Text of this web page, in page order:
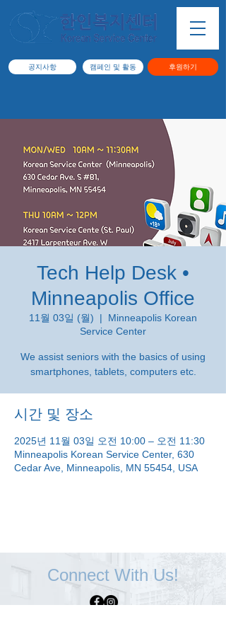
공지사항 캠페인 및 활동 후원하기
Tech Help Desk •
Minneapolis Office
11월 03일 (월)
  |
Minneapolis Korean
Service Center
We assist seniors with the basics of using
smartphones, tablets, computers etc.
시간 및 장소
2025년 11월 03일 오전 10:00 – 오전 11:30
Minneapolis Korean Service Center, 630
Cedar Ave, Minneapolis, MN 55454, USA
Connect With Us!